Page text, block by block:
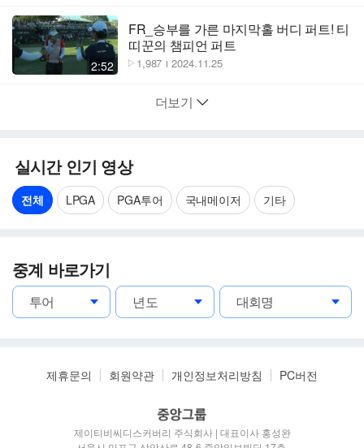
2:52
FR_승부를 가른 마지막홀 버디 퍼트! 티
띠꾼의 챔피언 퍼트
1,987 2024.11.25
더보기
실시간 인기 영상
전체 LPGA PGA투어 국내메이저 기타
중계 바로가기
제휴문의 회원약관 개인정보처리방침 PC버전
제이티비씨디스커버리 주식회사 | 대표이사 홍성완